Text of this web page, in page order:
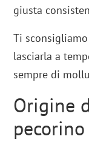
giusta
Ti
lasciarla a
sempre di
Origine
pecorino